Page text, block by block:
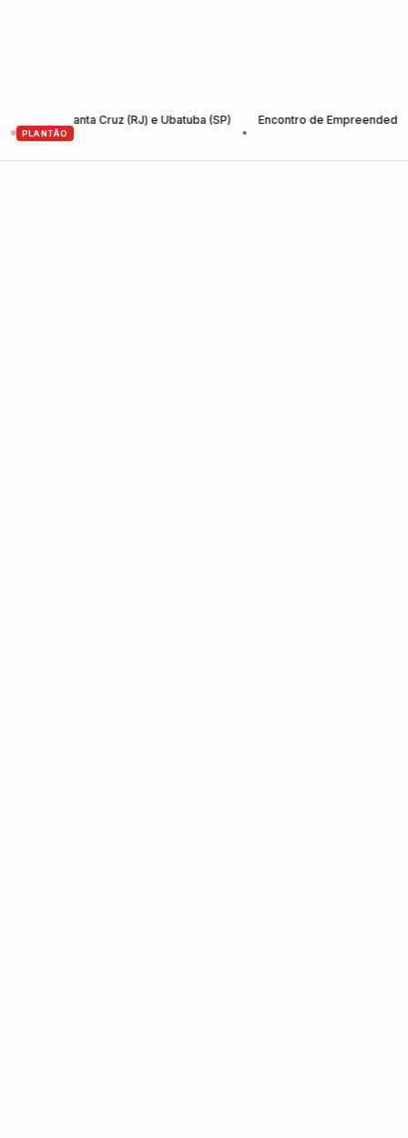
PLANTÃO
Santa Cruz (RJ) e Ubatuba (SP)
Encontro de Empreendedores –